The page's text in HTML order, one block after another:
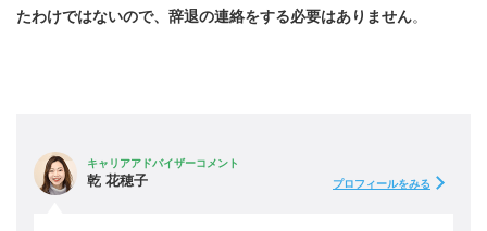
たわけではないので、辞退の連絡をする必要はありません。
キャリアアドバイザーコメント
乾 花穂子 プロフィールをみる